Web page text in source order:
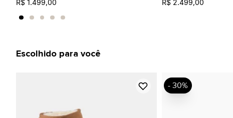
R$ 1.499,00 R$ 2.499,00
Escolhido para você
- 30%